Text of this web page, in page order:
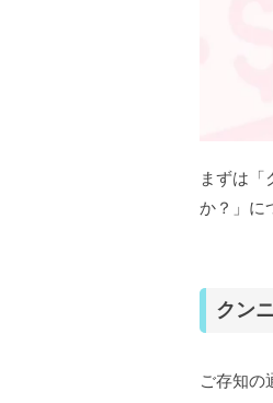
まずは「
か？」に
クン
ご存知の